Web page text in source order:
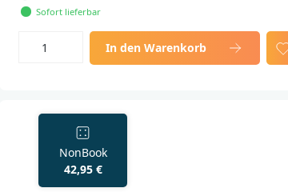
Sofort lieferbar
In den Warenkorb
NonBook
42,95 €